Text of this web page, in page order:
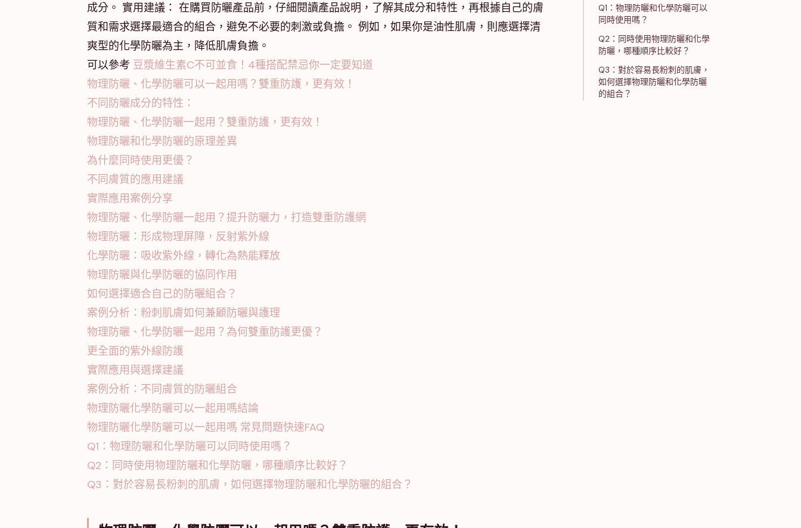
成分。 實用建議： 在購買防曬產品前，仔細閱讀產品說明，了解其成分和特性，再根據自己的膚
質和需求選擇最適合的組合，避免不必要的刺激或負擔。 例如，如果你是油性肌膚，則應選擇清
爽型的化學防曬為主，降低肌膚負擔。
可以參考 豆漿維生素C不可並食！4種搭配禁忌你一定要知道
物理防曬、化學防曬可以一起用嗎？雙重防護，更有效！
不同防曬成分的特性：
物理防曬、化學防曬一起用？雙重防護，更有效！
物理防曬和化學防曬的原理差異
為什麼同時使用更優？
不同膚質的應用建議
實際應用案例分享
物理防曬、化學防曬一起用？提升防曬力，打造雙重防護網
物理防曬：形成物理屏障，反射紫外線
化學防曬：吸收紫外線，轉化為熱能釋放
物理防曬與化學防曬的協同作用
如何選擇適合自己的防曬組合？
案例分析：粉刺肌膚如何兼顧防曬與護理
物理防曬、化學防曬一起用？為何雙重防護更優？
更全面的紫外線防護
實際應用與選擇建議
案例分析：不同膚質的防曬組合
物理防曬化學防曬可以一起用嗎結論
物理防曬化學防曬可以一起用嗎 常見問題快速FAQ
Q1：物理防曬和化學防曬可以同時使用嗎？
Q2：同時使用物理防曬和化學防曬，哪種順序比較好？
Q3：對於容易長粉刺的肌膚，如何選擇物理防曬和化學防曬的組合？
Q1：物理防曬和化學防曬可以
同時使用嗎？
Q2：同時使用物理防曬和化學
防曬，哪種順序比較好？
Q3：對於容易長粉刺的肌膚，
如何選擇物理防曬和化學防曬
的組合？